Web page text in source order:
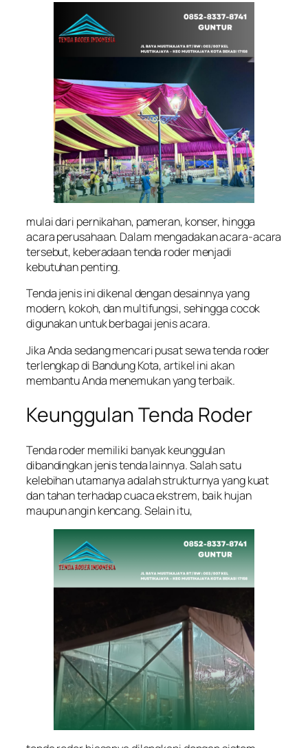
mulai dari pernikahan, pameran, konser, hingga
acara perusahaan. Dalam mengadakan acara-acara
tersebut, keberadaan tenda roder menjadi
kebutuhan penting.
Tenda jenis ini dikenal dengan desainnya yang
modern, kokoh, dan multifungsi, sehingga cocok
digunakan untuk berbagai jenis acara.
Jika Anda sedang mencari pusat sewa tenda roder
terlengkap di Bandung Kota, artikel ini akan
membantu Anda menemukan yang terbaik.
Keunggulan Tenda Roder
Tenda roder memiliki banyak keunggulan
dibandingkan jenis tenda lainnya. Salah satu
kelebihan utamanya adalah strukturnya yang kuat
dan tahan terhadap cuaca ekstrem, baik hujan
maupun angin kencang. Selain itu,